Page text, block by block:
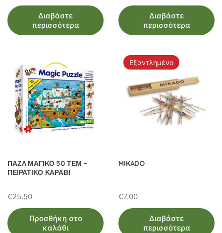
Διαβάστε
περισσότερα
Διαβάστε
περισσότερα
ΠΑΖΛ ΜΑΓΙΚΟ 50 ΤΕΜ –
ΠΕΙΡΑΤΙΚΟ ΚΑΡΑΒΙ
€25.50
Προσθήκη στο
καλάθι
Εξαντλημένο
MIKADO
€7.00
Διαβάστε
περισσότερα